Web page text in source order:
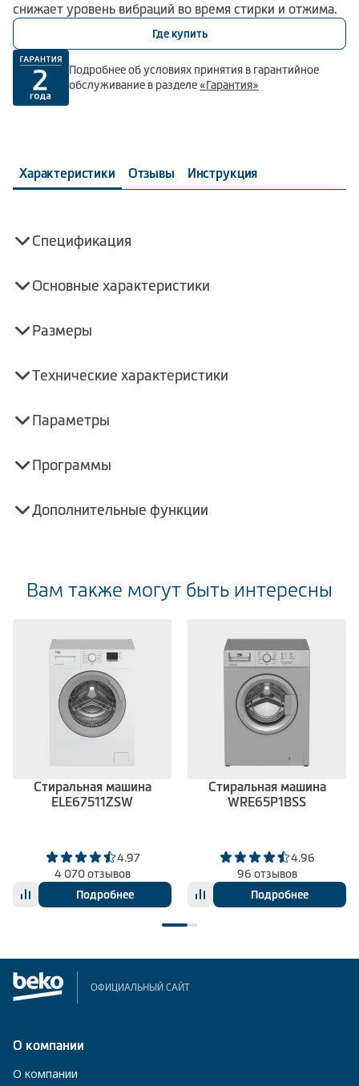
снижает уровень вибраций во время стирки и отжима.
Где купить
Подробнее об условиях принятия в гарантийное
обслуживание в разделе«Гарантия»
Характеристики Отзывы Инструкция
Спецификация
Основные характеристики
Размеры
Технические характеристики
Параметры
Программы
Дополнительные функции
Вам также могут быть интересны
Стиральная машина
ELE67511ZSW
4.97
4 070 отзывов
Подробнее
Стиральная машина
WRE65P1BSS
4.96
96 отзывов
Подробнее
ОФИЦИАЛЬНЫЙ САЙТ
О компании
О компании